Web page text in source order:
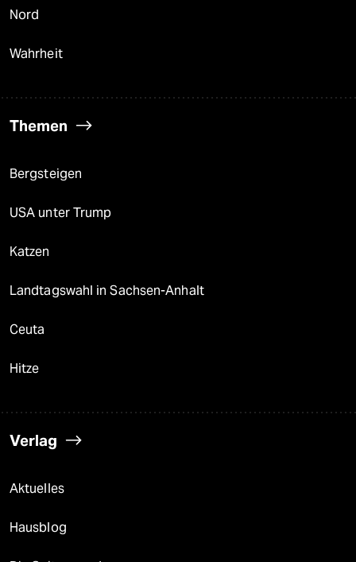
Nord
Wahrheit
Themen
Bergsteigen
USA unter Trump
Katzen
Landtagswahl in Sachsen-Anhalt
Ceuta
Hitze
Verlag
Aktuelles
Hausblog